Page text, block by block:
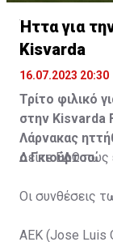
Ήττα για
Kisvarda
16.07.2023 20:30
Τρίτο φιλικό
στην Kisvarda
Λάρνακας
ο Γκιούρτσο.
ΔείτεΕΔΩπώς
Οι συνθέσεις
ΑΕΚ (Jose Luis